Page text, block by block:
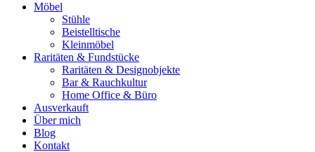
Möbel
Stühle
Beistelltische
Kleinmöbel
Raritäten & Fundstücke
Raritäten & Designobjekte
Bar & Rauchkultur
Home Office & Büro
Ausverkauft
Über mich
Blog
Kontakt